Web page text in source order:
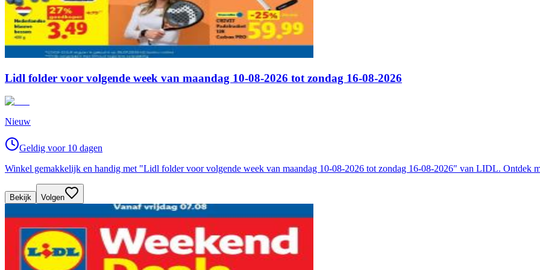
Lidl folder voor volgende week van maandag 10-08-2026 tot zondag 16-08-2026
Nieuw
Geldig voor 10 dagen
Winkel gemakkelijk en handig met "Lidl folder voor volgende week van maandag 10-08-2026 tot zondag 16-08-2026" van LIDL. Ontdek
Bekijk Volgen